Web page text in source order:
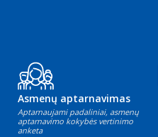
Asmenų aptarnavimas
Aptarnaujami padaliniai, asmenų
aptarnavimo kokybės vertinimo
anketa